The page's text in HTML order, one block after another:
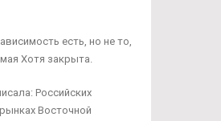
есть, но не то,
Хотя закрыта.
Российских
Восточной